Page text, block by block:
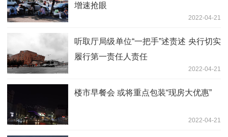
增速抢眼
2022-04-21
听取厅局级单位“一把手”述责述 央行切实
履行第一责任人责任
2022-04-21
楼市早餐会 或将重点包装“现房大优惠”
2022-04-21